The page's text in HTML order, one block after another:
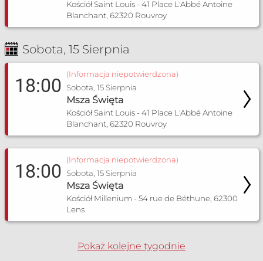
Kościół Saint Louis - 41 Place L'Abbé Antoine
Blanchant, 62320 Rouvroy
Sobota, 15 Sierpnia
18:00
(Informacja niepotwierdzona)
Sobota, 15 Sierpnia
Msza Święta
Kościół Saint Louis - 41 Place L'Abbé Antoine
Blanchant, 62320 Rouvroy
18:00
(Informacja niepotwierdzona)
Sobota, 15 Sierpnia
Msza Święta
Kościół Millenium - 54 rue de Béthune, 62300
Lens
Pokaż kolejne tygodnie